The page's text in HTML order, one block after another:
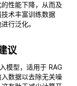
性能下降，从而及
术丰富训练数据
行泛化。
议
模型，适用于 RAG
数据以去除无关噪